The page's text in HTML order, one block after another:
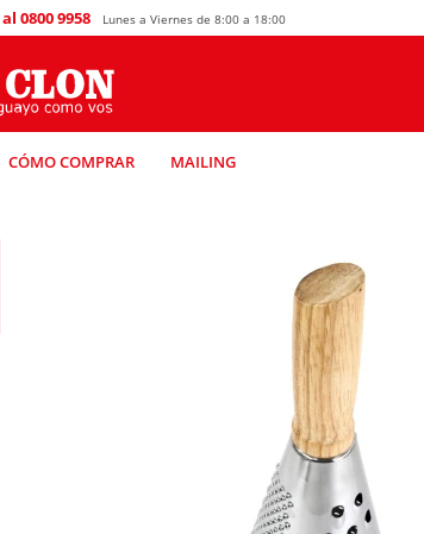
CÓMO COMPRAR MAILING
0800 9958 Lunes a Viernes de 8:00 a 18:00